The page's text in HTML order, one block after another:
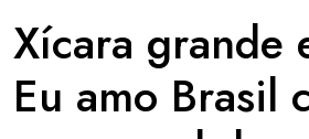
Xícara grande
Eu amo Brasil